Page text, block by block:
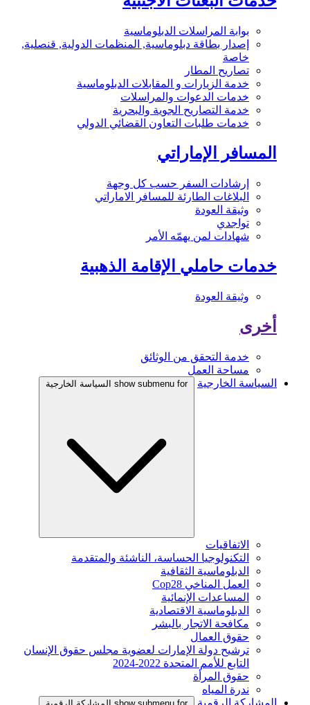
بوابة المراسلات الدبلوماسية
إصدار بطاقة دبلوماسية, المنظمات الدولية, قنصلية,
خاصة
تصاريح المطار
خدمة الزيارات و المقابلات الدبلوماسية
خدمات الدعوات والمراسلات
خدمة التصاريح الجوية والبحرية
خدمات طلبات التعاون القضائي الدولي
المسافر الإماراتي
إرشادات السفر حسب كل وجهة
البلاغات الطارئة للمسافر الاماراتي
وثيقة العودة
تواجدي
شهادات لمن يهمّه الأمر
خدمات حاملي الإقامة الذهبية
وثيقة العودة
أخرى
خدمة التحقق من الوثائق
مساحة العمل
السياسة الخارجية
show submenu for السياسة الخارجية
الاتفاقيات
التكنولوجيا الحساسة، الناشئة والمتقدمة
الدبلوماسية الثقافية
العمل المناخي Cop28
المساعدات الإنمائية
الدبلوماسية الاقتصادية
مكافحة الاتجار بالبشر
حقوق العمال
ترشيح دولة الإمارات لعضوية مجلس حقوق الإنسان
التابع للأمم المتحدة 2022-2024
حقوق المرأة
ندرة المياه
المشاركة الرقمية